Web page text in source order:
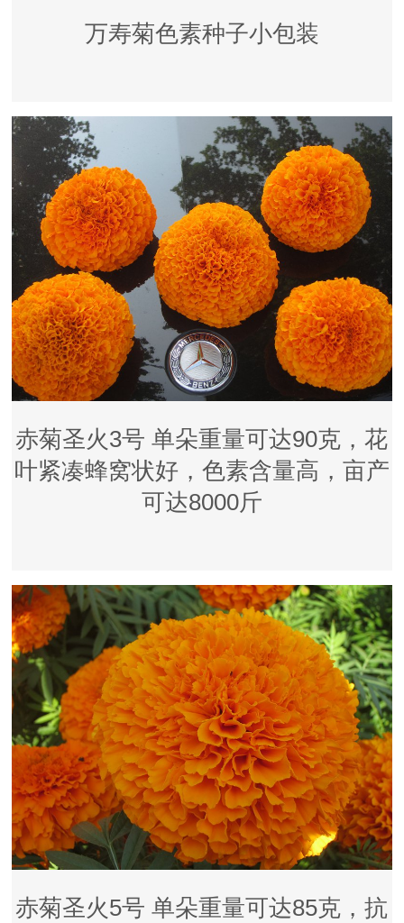
万寿菊色素种子小包装
赤菊圣火3号 单朵重量可达90克，花
叶紧凑蜂窝状好，色素含量高，亩产
可达8000斤
赤菊圣火5号 单朵重量可达85克，抗